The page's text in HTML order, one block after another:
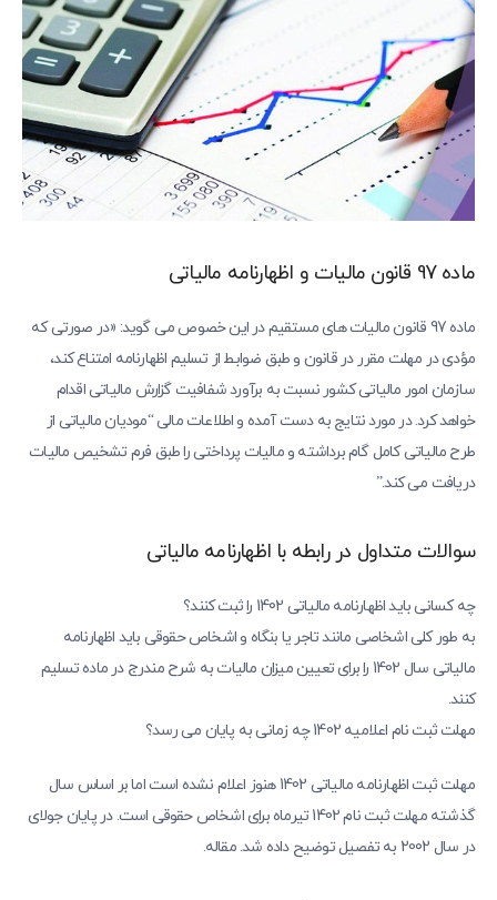
ماده 97 قانون مالیات و اظهارنامه مالیاتی
ماده 97 قانون مالیات های مستقیم در این خصوص می گوید: «در صورتی که
مؤدی در مهلت مقرر در قانون و طبق ضوابط از تسلیم اظهارنامه امتناع کند،
سازمان امور مالیاتی کشور نسبت به برآورد شفافیت گزارش مالیاتی اقدام
خواهد کرد. در مورد نتایج به دست آمده و اطلاعات مالی “مودیان مالیاتی از
طرح مالیاتی کامل گام برداشته و مالیات پرداختی را طبق فرم تشخیص مالیات
دریافت می کند.”
سوالات متداول در رابطه با اظهارنامه مالیاتی
چه کسانی باید اظهارنامه مالیاتی 1402 را ثبت کنند؟
به طور کلی اشخاصی مانند تاجر یا بنگاه و اشخاص حقوقی باید اظهارنامه
مالیاتی سال 1402 را برای تعیین میزان مالیات به شرح مندرج در ماده تسلیم
کنند.
مهلت ثبت نام اعلامیه 1402 چه زمانی به پایان می رسد؟
مهلت ثبت اظهارنامه مالیاتی 1402 هنوز اعلام نشده است اما بر اساس سال
گذشته مهلت ثبت نام 1402 تیرماه برای اشخاص حقوقی است. در پایان جولای
در سال 2002 به تفصیل توضیح داده شد. مقاله.